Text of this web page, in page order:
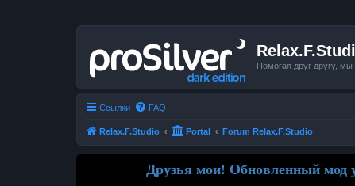
Помогая друг другу,
Ссылки FAQ
Relax.F.Studio Portal Forum Relax.F.Studio
Друзья мои! Обновленный мод